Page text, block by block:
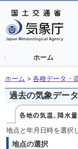
ホーム
ホーム > 各種データ・
過去の気象デー
地点と年月日時を選択
地点の選択